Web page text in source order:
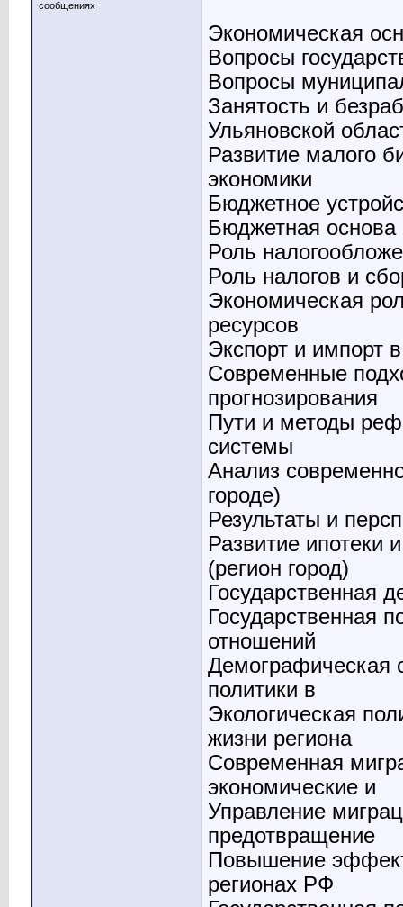
сообщениях
Экономическая
Вопросы
Вопросы
Занятость и
Ульяновской
Развитие малого
экономики
Бюджетное
Бюджетная
Роль
Роль налогов и
Экономическая
ресурсов
Экспорт и импорт
Современные
прогнозирования
Пути и методы
системы
Анализ
городе)
Результаты и
Развитие
(регион город)
Государственная
Государственная
отношений
Демографическая
политики в
Экологическая
жизни региона
Современная
экономические и
Управление
предотвращение
Повышение
регионах РФ